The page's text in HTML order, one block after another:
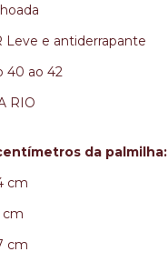
Leve e antiderrapante
40 ao 42
RIO
da palmilha:
cm
cm
cm